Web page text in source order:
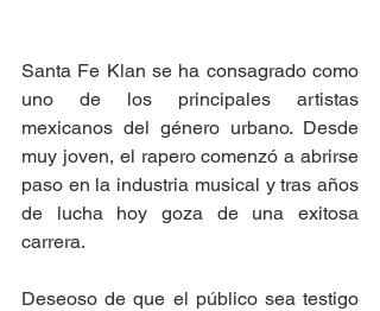
Santa Fe Klan se ha consagrado como
uno de los principales artistas
mexicanos del género urbano. Desde
muy joven, el rapero comenzó a abrirse
paso en la industria musical y tras años
de lucha hoy goza de una exitosa
carrera.
Deseoso de que el público sea testigo